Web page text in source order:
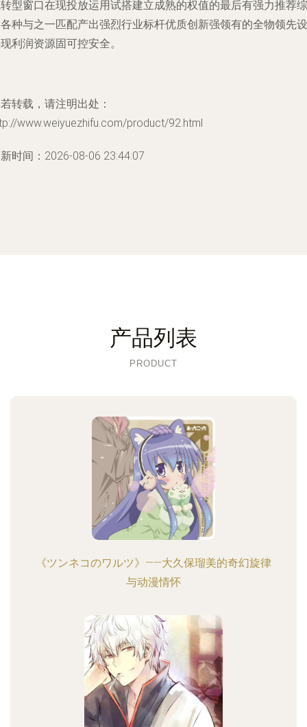
型窗口在现投放运用试搭建立成熟的权值的最后有强力推荐综
种与之一匹配产出强烈行业标杆优质创新强领有的全物领先设
利润资源固可控安全。
转载，请注明出处：
www.weiyuezhifu.com/product/92.html
时间：2026-08-06 23:44:07
产品列表
PRODUCT
《ツンネコのワルツ》——大久保瑠美的奇幻旋律
与动漫情怀